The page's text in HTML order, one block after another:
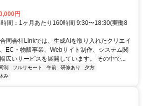
円
間：1ヶ月あたり160時間 9:30〜18:30(実働8
同会社Linkでは、生成AIを取り入れたクリエイ
EC・物販事業、Webサイト制作、システム関
広いサービスを展開しています。 その中で...
制 フルリモート 午前 研修あり
夕方
み